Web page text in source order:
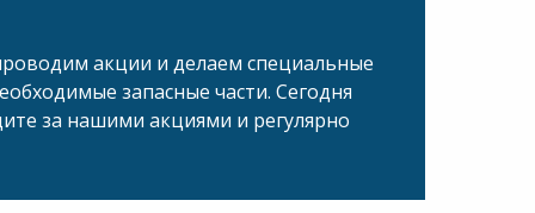
акции и делаем специальные
запасные части. Сегодня
за нашими акциями и регулярно